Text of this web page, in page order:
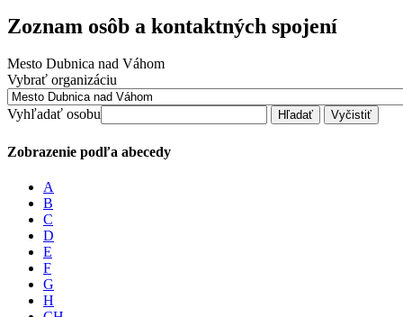
Zoznam osôb a kontaktných spojení
Mesto Dubnica nad Váhom
Vybrať organizáciu
Vyhľadať osobu
Zobrazenie podľa abecedy
A
B
C
D
E
F
G
H